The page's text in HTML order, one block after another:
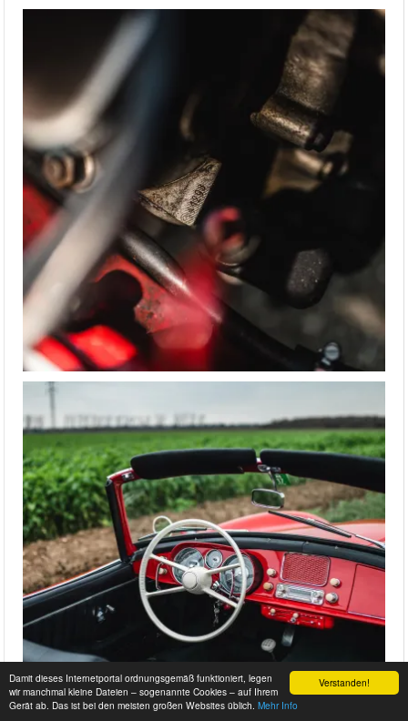
Verstanden!
Damit dieses Internetportal ordnungsgemäß funktioniert, legen
wir manchmal kleine Dateien – sogenannte Cookies – auf Ihrem
Gerät ab. Das ist bei den meisten großen Websites üblich. Mehr Info